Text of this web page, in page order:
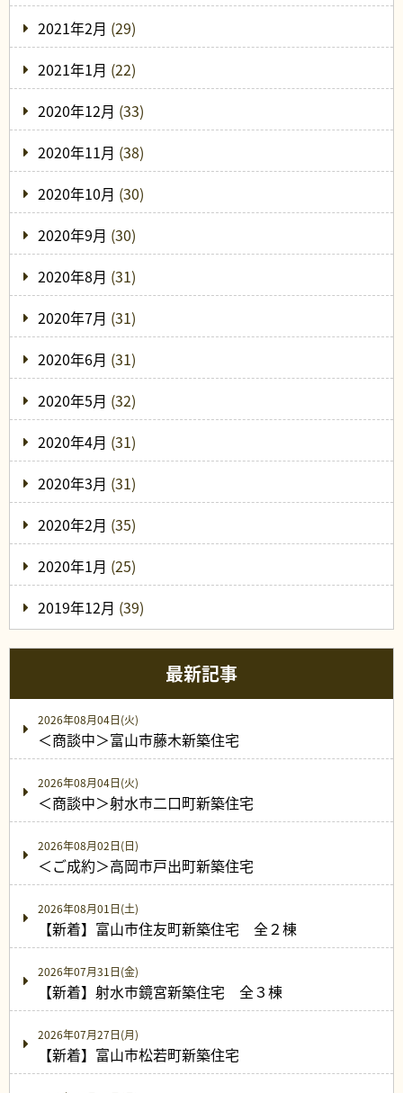
2021年2月 (29)
2021年1月 (22)
2020年12月 (33)
2020年11月 (38)
2020年10月 (30)
2020年9月 (30)
2020年8月 (31)
2020年7月 (31)
2020年6月 (31)
2020年5月 (32)
2020年4月 (31)
2020年3月 (31)
2020年2月 (35)
2020年1月 (25)
2019年12月 (39)
最新記事
2026年08月04日(火)
＜商談中＞富山市藤木新築住宅
2026年08月04日(火)
＜商談中＞射水市二口町新築住宅
2026年08月02日(日)
＜ご成約＞高岡市戸出町新築住宅
2026年08月01日(土)
【新着】富山市住友町新築住宅 全２棟
2026年07月31日(金)
【新着】射水市鏡宮新築住宅 全３棟
2026年07月27日(月)
【新着】富山市松若町新築住宅